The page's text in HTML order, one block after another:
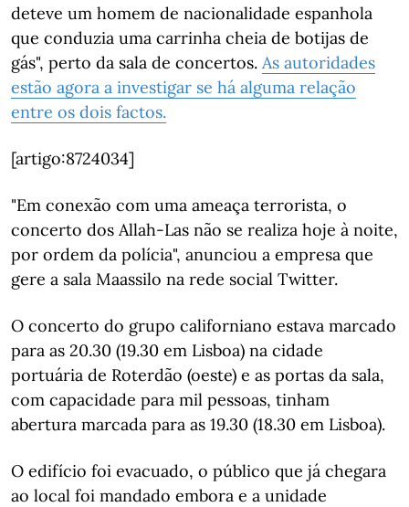
deteve um homem de nacionalidade espanhola
que conduzia uma carrinha cheia de botijas de
gás", perto da sala de concertos. As autoridades
estão agora a investigar se há alguma relação
entre os dois factos.
[artigo:8724034]
"Em conexão com uma ameaça terrorista, o
concerto dos Allah-Las não se realiza hoje à noite,
por ordem da polícia", anunciou a empresa que
gere a sala Maassilo na rede social Twitter.
O concerto do grupo californiano estava marcado
para as 20.30 (19.30 em Lisboa) na cidade
portuária de Roterdão (oeste) e as portas da sala,
com capacidade para mil pessoas, tinham
abertura marcada para as 19.30 (18.30 em Lisboa).
O edifício foi evacuado, o público que já chegara
ao local foi mandado embora e a unidade